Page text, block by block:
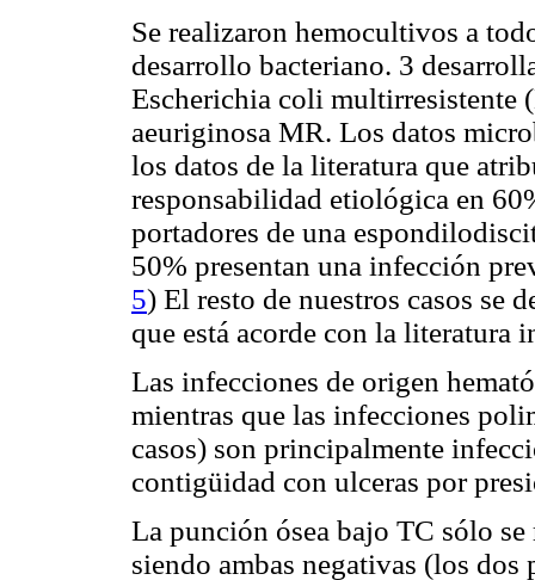
Se realizaron hemocultivos a
desarrollo bacteriano. 3
Escherichia coli multirresistente
aeuriginosa MR. Los datos
los datos de la literatura que
responsabilidad etiológica en
portadores de una
50% presentan una infección
5) El resto de nuestros casos se
que está acorde con la literatura
Las infecciones de origen
mientras que las infecciones
casos) son principalmente
contigüidad con ulceras por
La punción ósea bajo TC sólo
siendo ambas negativas (los